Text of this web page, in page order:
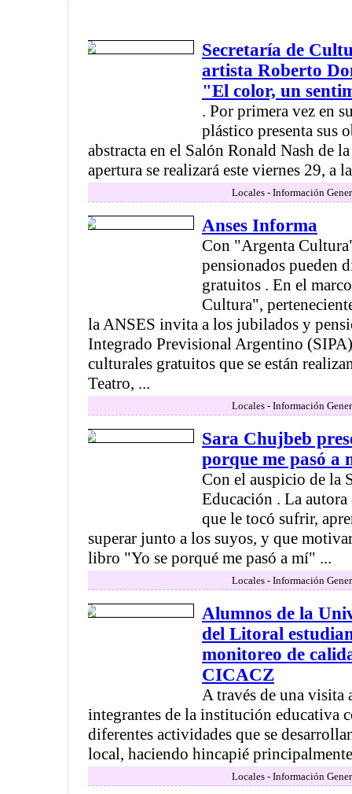
Secretaría de
artista Roberto
"El color, un
. Por primera vez en
plástico presenta sus
abstracta en el Salón Ronald Nash de
apertura se realizará este viernes 29, a
Locales - Información
Anses Informa
Con "Argenta
pensionados pueden
gratuitos . En el
Cultura",
la ANSES invita a los jubilados y
Integrado Previsional Argentino
culturales gratuitos que se están
Teatro, ...
Locales - Información
Sara Chujbeb
porque me pasó a
Con el auspicio de la
Educación . La
que le tocó sufrir,
superar junto a los suyos, y que
libro "Yo se porqué me pasó a mí" ...
Locales - Información
Alumnos de la
del Litoral
monitoreo de
CICACZ
A través de una visita
integrantes de la institución educativa
diferentes actividades que se
local, haciendo hincapié
Locales - Información